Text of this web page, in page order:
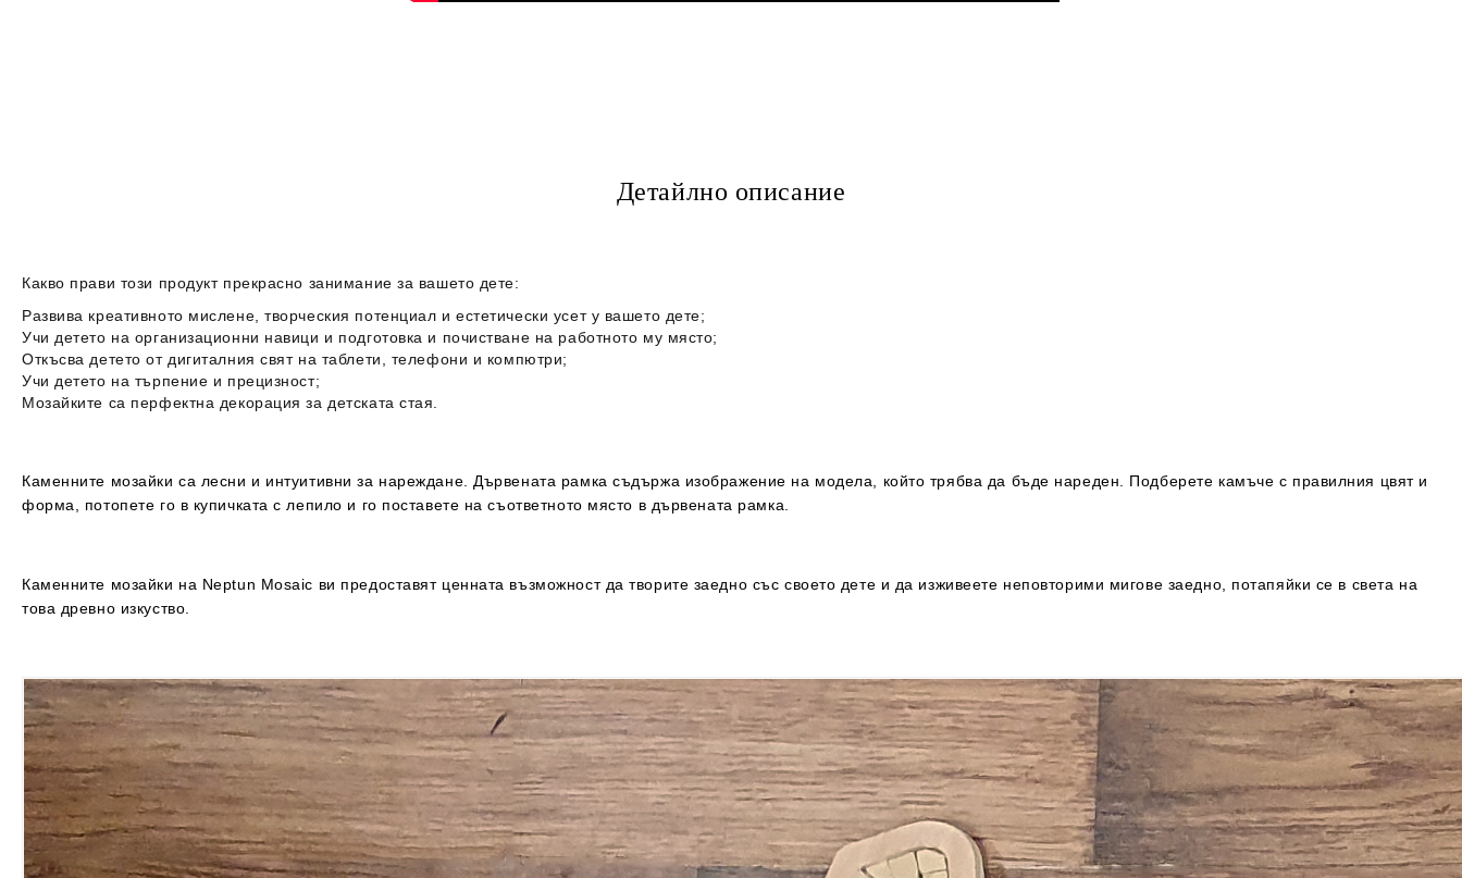
Детайлно описание
Какво прави този продукт прекрасно занимание за вашето дете:
Развива креативното мислене, творческия потенциал и естетически усет у вашето дете;
Учи детето на организационни навици и подготовка и почистване на работното му място;
Откъсва детето от дигиталния свят на таблети, телефони и компютри;
Учи детето на търпение и прецизност;
Мозайките са перфектна декорация за детската стая.
Каменните мозайки са лесни и интуитивни за нареждане. Дървената рамка съдържа изображение на модела, който трябва да бъде нареден. Подберете камъче с правилния цвят и
форма, потопете го в купичката с лепило и го поставете на съответното място в дървената рамка.
Каменните мозайки на Neptun Mosaic ви предоставят ценната възможност да творите заедно със своето дете и да изживеете неповторими мигове заедно, потапяйки се в света на
това древно изкуство.